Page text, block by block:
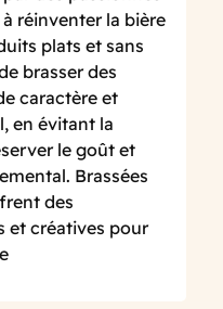
réinventer la bière
plats et sans
brasser des
caractère et
en évitant la
le goût et
Brassées
des
et créatives pour